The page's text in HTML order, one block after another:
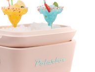
為有效，需透過AFTEE先享
帳頁面顯示為準，若有關於
，請聯繫「AFTEE先享後付
support/home
先享後付」服務完成之交